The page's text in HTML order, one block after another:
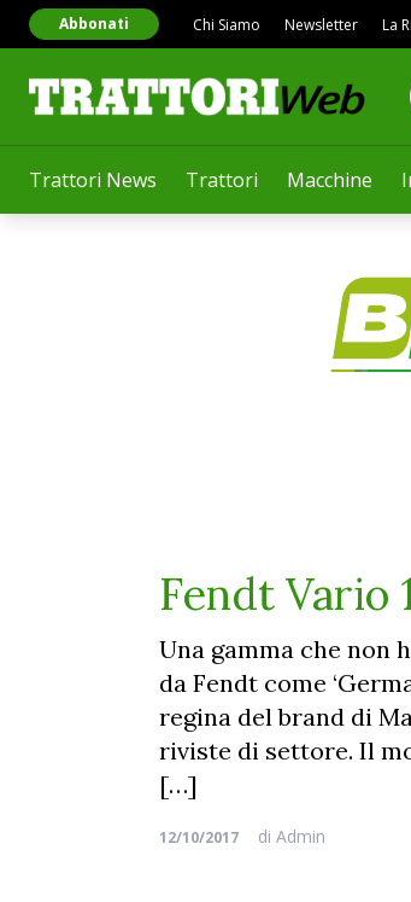
Trattori News Trattori Macchine
Abbonati Chi Siamo Newsletter La
Fendt Vario
Una gamma che non
da Fendt come
regina del brand di
riviste di settore. Il
[…]
12/10/2017 di Admin